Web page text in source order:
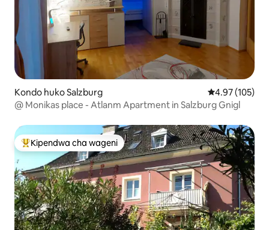
Kondo huko Salzburg Ukadiriaji wa
4.97 (105)
@ Monikas place - Atlanm Apartment in Salzburg Gnigl
Kipendwa maarufu cha wageni
Kipendwa cha wageni